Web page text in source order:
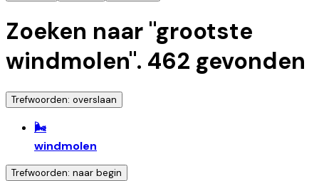
Zoeken naar "grootste
windmolen". 462 gevonden
Trefwoorden: overslaan
🌬️
windmolen
Trefwoorden: naar begin